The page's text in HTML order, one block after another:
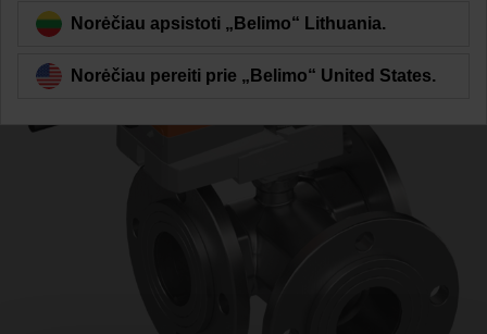
Norėčiau apsistoti „Belimo“ Lithuania.
Norėčiau pereiti prie „Belimo“ United States.